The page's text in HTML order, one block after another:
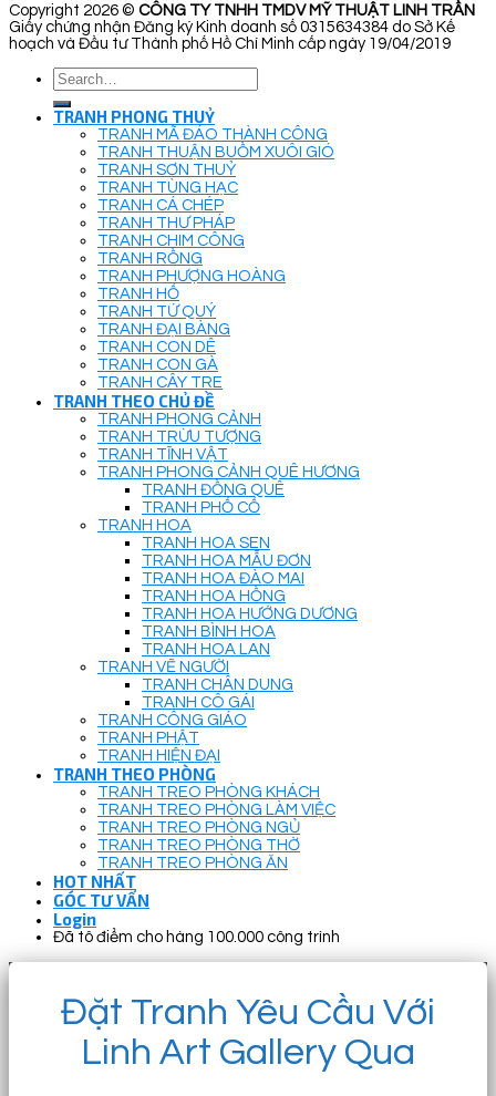
Copyright 2026 © CÔNG TY TNHH TMDV MỸ THUẬT LINH TRẦN
Giấy chứng nhận Đăng ký Kinh doanh số 0315634384 do Sở Kế
hoạch và Đầu tư Thành phố Hồ Chí Minh cấp ngày 19/04/2019
Search
for:
TRANH PHONG THUỶ
TRANH MÃ ĐÁO THÀNH CÔNG
TRANH THUẬN BUỒM XUÔI GIÓ
TRANH SƠN THUỶ
TRANH TÙNG HẠC
TRANH CÁ CHÉP
TRANH THƯ PHÁP
TRANH CHIM CÔNG
TRANH RỒNG
TRANH PHƯỢNG HOÀNG
TRANH HỔ
TRANH TỨ QUÝ
TRANH ĐẠI BÀNG
TRANH CON DÊ
TRANH CON GÀ
TRANH CÂY TRE
TRANH THEO CHỦ ĐỀ
TRANH PHONG CẢNH
TRANH TRỪU TƯỢNG
TRANH TĨNH VẬT
TRANH PHONG CẢNH QUÊ HƯƠNG
TRANH ĐỒNG QUÊ
TRANH PHỐ CỔ
TRANH HOA
TRANH HOA SEN
TRANH HOA MẪU ĐƠN
TRANH HOA ĐÀO MAI
TRANH HOA HỒNG
TRANH HOA HƯỚNG DƯƠNG
TRANH BÌNH HOA
TRANH HOA LAN
TRANH VẼ NGƯỜI
TRANH CHÂN DUNG
TRANH CÔ GÁI
TRANH CÔNG GIÁO
TRANH PHẬT
TRANH HIỆN ĐẠI
TRANH THEO PHÒNG
TRANH TREO PHÒNG KHÁCH
TRANH TREO PHÒNG LÀM VIỆC
TRANH TREO PHÒNG NGỦ
TRANH TREO PHÒNG THỜ
TRANH TREO PHÒNG ĂN
HOT NHẤT
GÓC TƯ VẤN
Login
Đã tô điểm cho hàng 100.000 công trình
Đặt Tranh Yêu Cầu Với
Linh Art Gallery Qua